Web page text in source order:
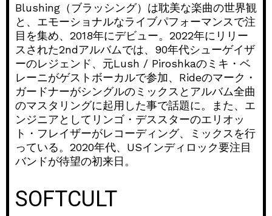
Blushing（ブラッシング）は耽美な楽曲の世界観
と、エモーショナルなライブパフォーマンスで注
目を集め、2018年にデビュー。2022年にリリー
スされた2ndアルバムでは、90年代シューゲイザ
ーのレジェンド、元Lush / Piroshkaのミキ・ベ
レーニがゲストボーカルで参加、Rideのマーク・
ガードナーがシングルのミックスとアルバム全曲
のマスタリングに起用した事で話題に。また、エ
ンジニアとしてリンゴ・デススターのエリオッ
ト・フレイザーがレコーディング、ミックスを行
っている。2020年代、USインディロック要注目
バンドが待望の初来日。
SOFTCULT